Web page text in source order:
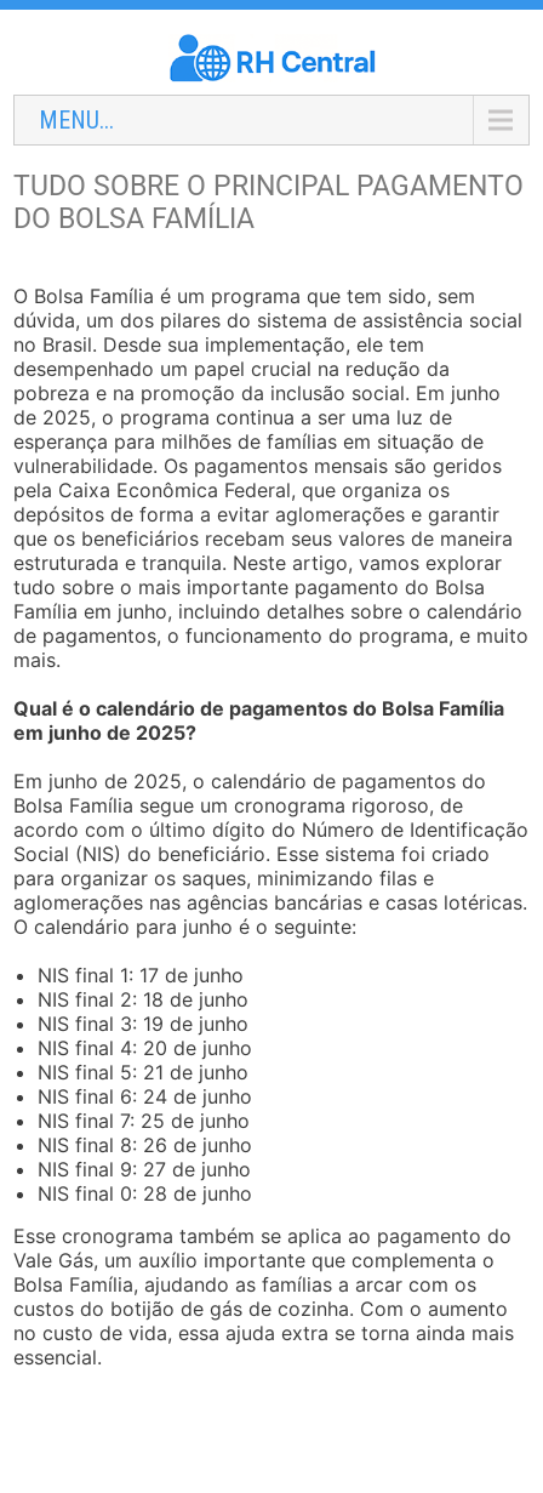
MENU...
TUDO SOBRE O PRINCIPAL PAGAMENTO
DO BOLSA FAMÍLIA
O Bolsa Família é um programa que tem sido, sem
dúvida, um dos pilares do sistema de assistência social
no Brasil. Desde sua implementação, ele tem
desempenhado um papel crucial na redução da
pobreza e na promoção da inclusão social. Em junho
de 2025, o programa continua a ser uma luz de
esperança para milhões de famílias em situação de
vulnerabilidade. Os pagamentos mensais são geridos
pela Caixa Econômica Federal, que organiza os
depósitos de forma a evitar aglomerações e garantir
que os beneficiários recebam seus valores de maneira
estruturada e tranquila. Neste artigo, vamos explorar
tudo sobre o mais importante pagamento do Bolsa
Família em junho, incluindo detalhes sobre o calendário
de pagamentos, o funcionamento do programa, e muito
mais.
Qual é o calendário de pagamentos do Bolsa Família
em junho de 2025?
Em junho de 2025, o calendário de pagamentos do
Bolsa Família segue um cronograma rigoroso, de
acordo com o último dígito do Número de Identificação
Social (NIS) do beneficiário. Esse sistema foi criado
para organizar os saques, minimizando filas e
aglomerações nas agências bancárias e casas lotéricas.
O calendário para junho é o seguinte:
NIS final 1: 17 de junho
NIS final 2: 18 de junho
NIS final 3: 19 de junho
NIS final 4: 20 de junho
NIS final 5: 21 de junho
NIS final 6: 24 de junho
NIS final 7: 25 de junho
NIS final 8: 26 de junho
NIS final 9: 27 de junho
NIS final 0: 28 de junho
Esse cronograma também se aplica ao pagamento do
Vale Gás, um auxílio importante que complementa o
Bolsa Família, ajudando as famílias a arcar com os
custos do botijão de gás de cozinha. Com o aumento
no custo de vida, essa ajuda extra se torna ainda mais
essencial.